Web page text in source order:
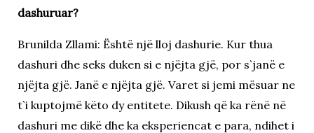
dashuruar?
Brunilda Zllami: Është një lloj dashurie. Kur thua
dashuri dhe seks duken si e njëjta gjë, por s`janë e
njëjta gjë. Janë e njëjta gjë. Varet si jemi mësuar ne
t`i kuptojmë këto dy entitete. Dikush që ka rënë në
dashuri me dikë dhe ka eksperiencat e para, ndihet i